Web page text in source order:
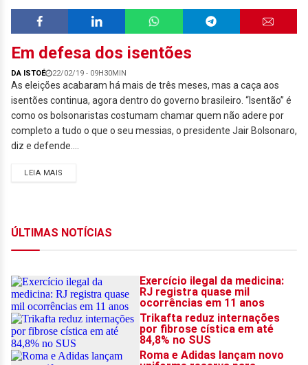
Em defesa dos isentões
DA ISTOÉ 22/02/19 - 09H30MIN
As eleições acabaram há mais de três meses, mas a caça aos
isentões continua, agora dentro do governo brasileiro. “Isentão” é
como os bolsonaristas costumam chamar quem não adere por
completo a tudo o que o seu messias, o presidente Jair Bolsonaro,
diz e defende....
LEIA MAIS